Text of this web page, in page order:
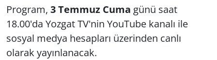
Program, 3 Temmuz Cuma günü saat
18.00'da Yozgat TV'nin YouTube kanalı ile
sosyal medya hesapları üzerinden canlı
olarak yayınlanacak.